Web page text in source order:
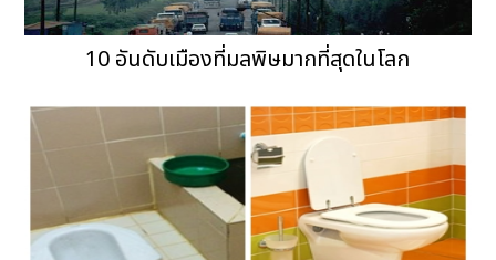
10 อันดับเมืองที่มลพิษมากที่สุดในโลก